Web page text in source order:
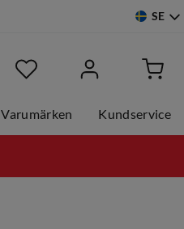
SE
Varumärken Kundservice